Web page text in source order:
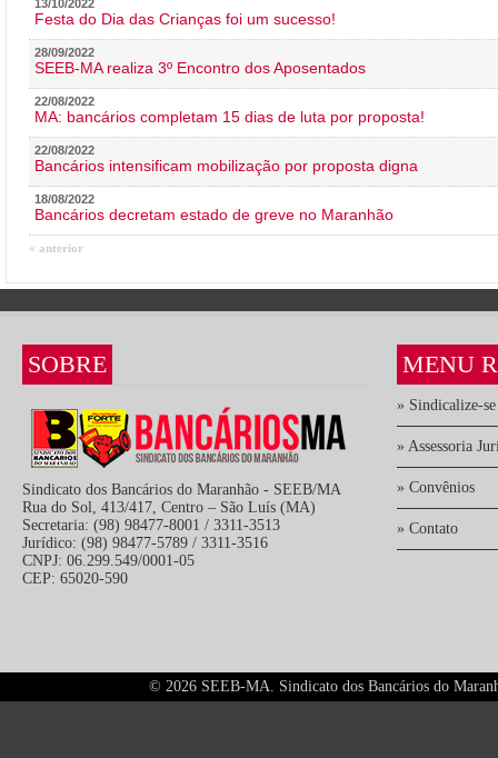
13/10/2022
Festa do Dia das Crianças foi um sucesso!
28/09/2022
SEEB-MA realiza 3º Encontro dos Aposentados
22/08/2022
MA: bancários completam 15 dias de luta por proposta!
22/08/2022
Bancários intensificam mobilização por proposta digna
18/08/2022
Bancários decretam estado de greve no Maranhão
« anterior
SOBRE
Sindicato dos Bancários do Maranhão - SEEB/MA
Rua do Sol, 413/417, Centro – São Luís (MA)
Secretaria: (98) 98477-8001 / 3311-3513
Jurídico: (98) 98477-5789 / 3311-3516
CNPJ: 06.299.549/0001-05
CEP: 65020-590
MENU
» Sindicalize-se
» Assessoria
» Convênios
» Contato
© 2026 SEEB-MA. Sindicato dos Bancários do